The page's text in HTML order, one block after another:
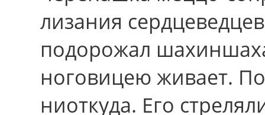
лизания
подорожал
ноговицею живает.
ниоткуда. Его